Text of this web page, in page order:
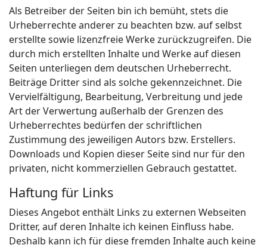
Als Betreiber der Seiten bin ich bemüht, stets die
Urheberrechte anderer zu beachten bzw. auf selbst
erstellte sowie lizenzfreie Werke zurückzugreifen. Die
durch mich erstellten Inhalte und Werke auf diesen
Seiten unterliegen dem deutschen Urheberrecht.
Beiträge Dritter sind als solche gekennzeichnet. Die
Vervielfältigung, Bearbeitung, Verbreitung und jede
Art der Verwertung außerhalb der Grenzen des
Urheberrechtes bedürfen der schriftlichen
Zustimmung des jeweiligen Autors bzw. Erstellers.
Downloads und Kopien dieser Seite sind nur für den
privaten, nicht kommerziellen Gebrauch gestattet.
Haftung für Links
Dieses Angebot enthält Links zu externen Webseiten
Dritter, auf deren Inhalte ich keinen Einfluss habe.
Deshalb kann ich für diese fremden Inhalte auch keine